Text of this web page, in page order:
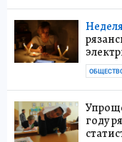
году